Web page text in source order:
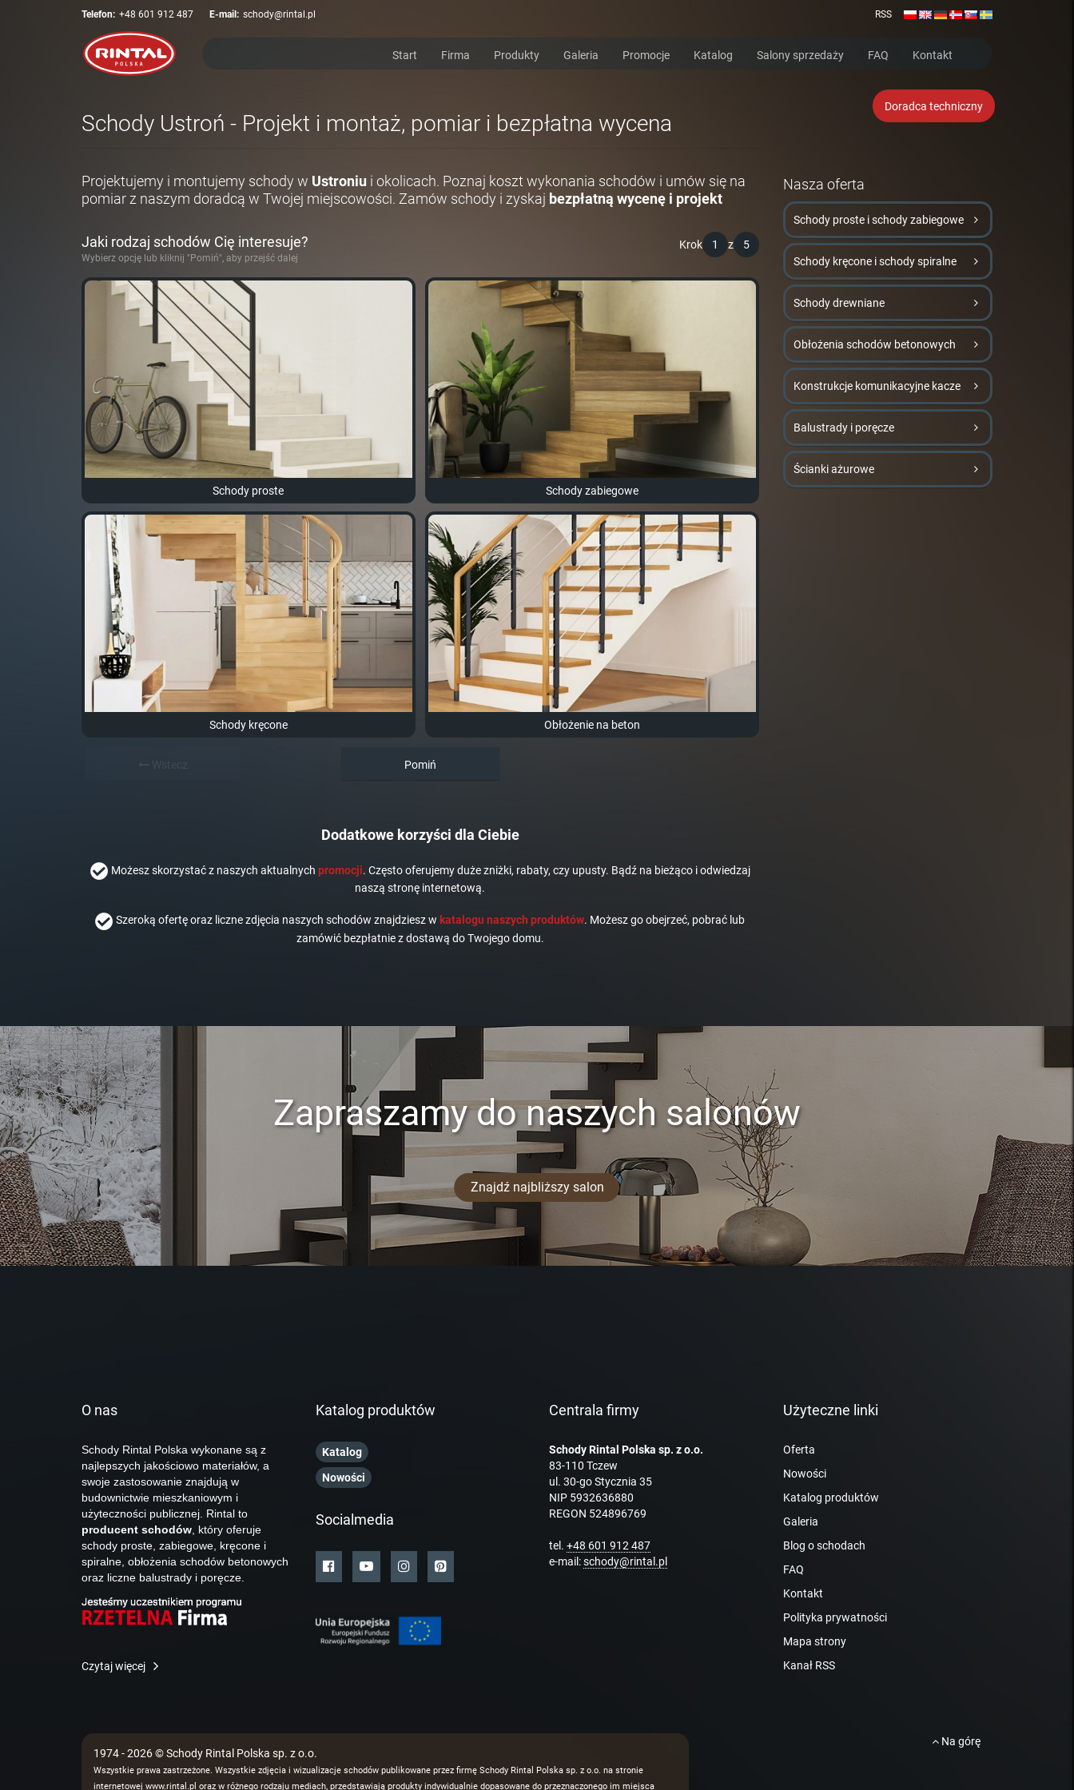
Telefon: +48 601 912 487 E-mail: schody@rintal.pl RSS
Start Firma Produkty Galeria Promocje Katalog Salony sprzedaży FAQ Kontakt
Doradca techniczny
Schody Ustroń - Projekt i montaż, pomiar i bezpłatna wycena
Projektujemy i montujemy schody w Ustroniu i okolicach. Poznaj koszt wykonania schodów i umów się na
pomiar z naszym doradcą w Twojej miejscowości. Zamów schody i zyskaj bezpłatną wycenę i projekt
Krok 1 z 5
Jaki rodzaj schodów Cię interesuje?
Wybierz opcję lub kliknij "Pomiń", aby przejść dalej
Schody proste Schody zabiegowe
Schody kręcone Obłożenie na beton
Pomiń
Dodatkowe korzyści dla Ciebie
Możesz skorzystać z naszych aktualnych promocji. Często oferujemy duże zniżki, rabaty, czy upusty. Bądź na bieżąco i odwiedzaj
naszą stronę internetową.
Szeroką ofertę oraz liczne zdjęcia naszych schodów znajdziesz w katalogu naszych produktów. Możesz go obejrzeć, pobrać lub
zamówić bezpłatnie z dostawą do Twojego domu.
Nasza oferta
Schody proste i schody zabiegowe
Schody kręcone i schody spiralne
Schody drewniane
Obłożenia schodów betonowych
Konstrukcje komunikacyjne kacze
Balustrady i poręcze
Ścianki ażurowe
Zapraszamy do naszych salonów
Znajdź najbliższy salon
O nas
Schody Rintal Polska wykonane są z
najlepszych jakościowo materiałów, a
swoje zastosowanie znajdują w
budownictwie mieszkaniowym i
użyteczności publicznej. Rintal to
producent schodów , który oferuje
schody proste, zabiegowe, kręcone i
spiralne, obłożenia schodów betonowych
oraz liczne balustrady i poręcze.
Czytaj więcej
Katalog produktów
Katalog
Nowości
Socialmedia
Centrala firmy
Schody Rintal Polska sp. z o.o.
83-110 Tczew
ul. 30-go Stycznia 35
NIP 5932636880
REGON 524896769
tel. +48 601 912 487
e-mail:schody@rintal.pl
Użyteczne linki
Oferta
Nowości
Katalog produktów
Galeria
Blog o schodach
FAQ
Kontakt
Polityka prywatności
Mapa strony
Kanał RSS
1974 - 2026 © Schody Rintal Polska sp. z o.o.
Wszystkie prawa zastrzeżone. Wszystkie zdjęcia i wizualizacje schodów publikowane przez firmę Schody Rintal Polska sp. z o.o. na stronie
internetowej www.rintal.pl oraz w różnego rodzaju mediach, przedstawiają produkty indywidualnie dopasowane do przeznaczonego im miejsca
Na górę